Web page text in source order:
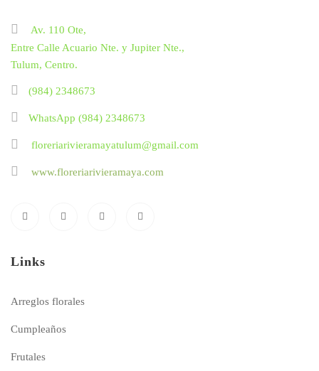
Av. 110 Ote,
Entre Calle Acuario Nte. y Jupiter Nte.,
Tulum, Centro.
(984) 2348673
WhatsApp (984) 2348673
floreriarivieramayatulum@gmail.com
www.floreriarivieramaya.com
Links
Arreglos florales
Cumpleaños
Frutales